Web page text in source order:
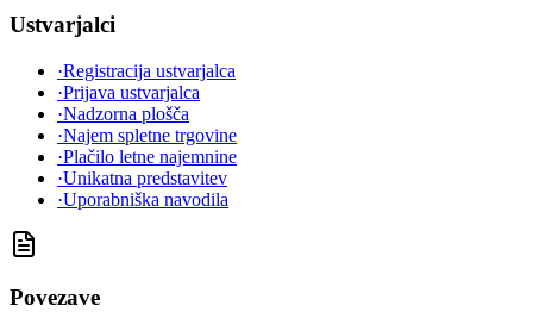
Ustvarjalci
·Registracija ustvarjalca
·Prijava ustvarjalca
·Nadzorna plošča
·Najem spletne trgovine
·Plačilo letne najemnine
·Unikatna predstavitev
·Uporabniška navodila
Povezave